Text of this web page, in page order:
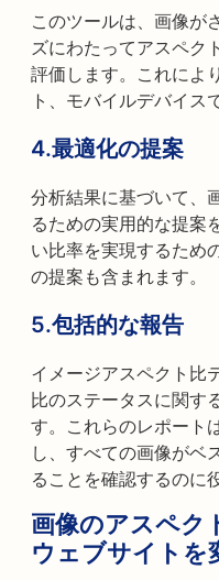
このツールは、画像が
ズにわたってアスペク
評価します。これによ
ト、モバイルデバイス
4.最適化の提案
分析結果に基づいて、
るための実用的な提案
い比率を実現するため
の提案も含まれます。
5.包括的な報告
イメージアスペクト比
比のステータスに関す
す。これらのレポート
し、すべての画像がベ
ることを確認するのに
画像のアスペク
ウェブサイトを